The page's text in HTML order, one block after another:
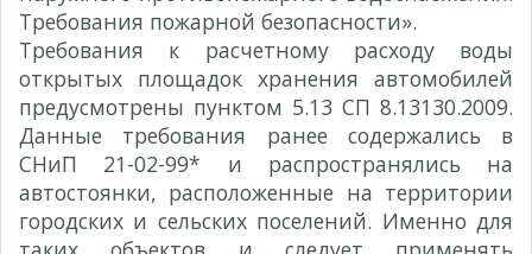
Требования пожарной безопасности».
Требования к расчетному расходу воды
открытых площадок хранения автомобилей
предусмотрены пунктом 5.13 СП 8.13130.2009.
Данные требования ранее содержались в
СНиП 21-02-99* и распространялись на
автостоянки, расположенные на территории
городских и сельских поселений. Именно для